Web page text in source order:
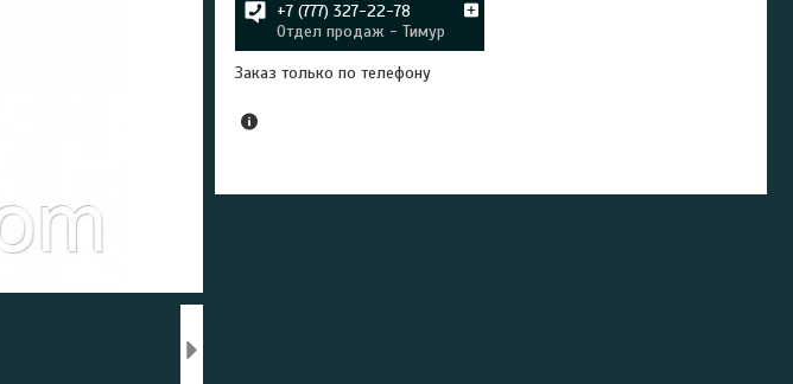
+7 (777) 327-22-78
Отдел продаж - Тимур
Заказ только по телефону